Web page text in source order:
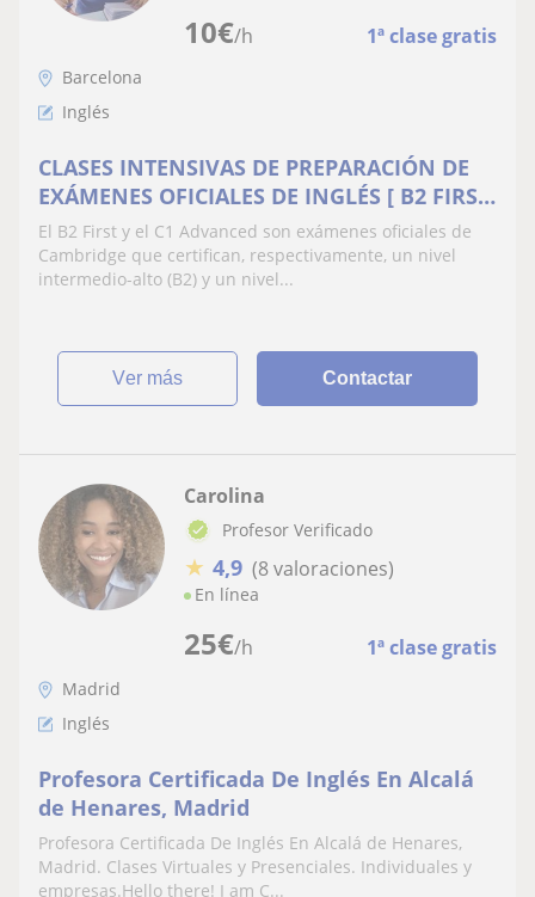
10€/h 1ª clase gratis
Barcelona
Inglés
CLASES INTENSIVAS DE PREPARACIÓN DE
EXÁMENES OFICIALES DE INGLÉS [ B2 FIRST
/ C1 ADVANCED ]
El B2 First y el C1 Advanced son exámenes oficiales de
Cambridge que certifican, respectivamente, un nivel
intermedio-alto (B2) y un nivel...
ver más Contactar
25€/h 1ª clase gratis
Carolina
Profesor Verificado
★ 4,9 (8 valoraciones)
En línea
Madrid
Inglés
Profesora Certificada De Inglés En Alcalá
de Henares, Madrid
Profesora Certificada De Inglés En Alcalá de Henares,
Madrid. Clases Virtuales y Presenciales. Individuales y
empresas.Hello there! I am C...